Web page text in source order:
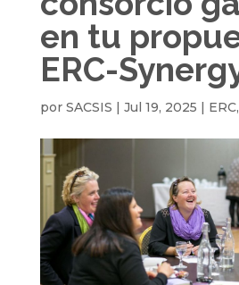
en tu
ERC-
por SACSIS | Jul 19, 2025 | ERC,